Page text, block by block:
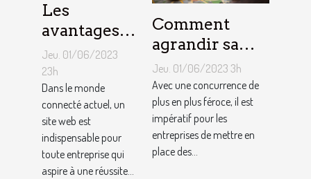
Les
avantages
de faire
appel à un
spécialiste
de
conception
de site web
Jeu. 01/06/2023
23h
Dans le monde
connecté actuel, un
site web est
indispensable pour
toute entreprise qui
aspire à une réussite...
Comment
agrandir sa
notoriété
locale et
fidéliser sa
clientèle grâce
aux outils du
référencement
Jeu. 01/06/2023 3h
Avec une concurrence de
plus en plus féroce, il est
impératif pour les
entreprises de mettre en
place des...